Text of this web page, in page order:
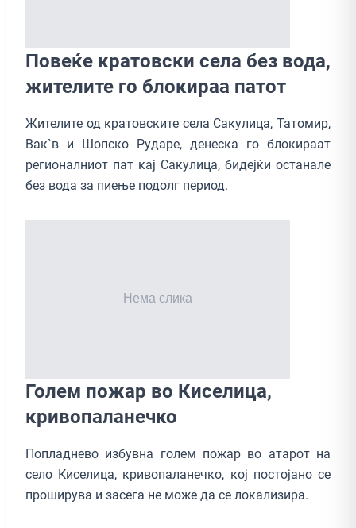
Повеќе кратовски села без вода,
жителите го блокираа патот
Жителите од кратовските села Сакулица, Татомир,
Вак`в и Шопско Рударе, денеска го блокираат
регионалниот пат кај Сакулица, бидејќи останале
без вода за пиење подолг период.
Голем пожар во Киселица,
кривопаланечко
Попладнево избувна голем пожар во атарот на
село Киселица, кривопаланечко, кој постојано се
проширува и засега не може да се локализира.